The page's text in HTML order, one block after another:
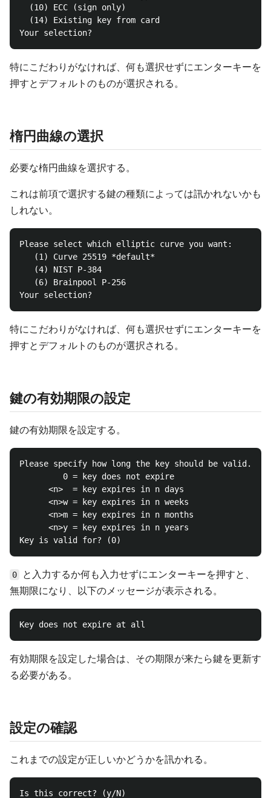
  (10) ECC (sign only)
  (14) Existing key from card
特にこだわりがなければ、何も選択せずにエンターキーを
押すとデフォルトのものが選択される。
楕円曲線の選択
必要な楕円曲線を選択する。
これは前項で選択する鍵の種類によっては訊かれないかも
しれない。
Please select which elliptic curve you want:
   (1) Curve 25519 *default*
   (4) NIST P-384
   (6) Brainpool P-256
特にこだわりがなければ、何も選択せずにエンターキーを
押すとデフォルトのものが選択される。
鍵の有効期限の設定
鍵の有効期限を設定する。
Please specify how long the key should be valid.
         0 = key does not expire
      <n>  = key expires in n days
      <n>w = key expires in n weeks
      <n>m = key expires in n months
      <n>y = key expires in n years
0
と入力するか何も入力せずにエンターキーを押すと、
無期限になり、以下のメッセージが表示される。
有効期限を設定した場合は、その期限が来たら鍵を更新す
る必要がある。
設定の確認
これまでの設定が正しいかどうかを訊かれる。